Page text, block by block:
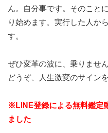
ん。自分事です。そのこと
り始めます。実行した人か
す。
ぜひ変革の波に、乗りませ
どうぞ、人生激変のサイン
※LINE登録による無料鑑定
ました